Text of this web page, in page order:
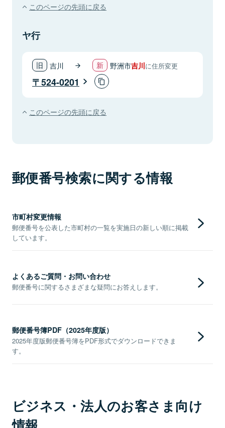
このページの先頭に戻る
ヤ行
吉川 野洲市吉川に住所変更
524-0201
このページの先頭に戻る
郵便番号検索に関する情報
市町村変更情報
郵便番号を公表した市町村の一覧を実施日の新しい順に掲載
しています。
よくあるご質問・お問い合わせ
郵便番号に関するさまざまな疑問にお答えします。
郵便番号簿PDF（2025年度版）
2025年度版郵便番号簿をPDF形式でダウンロードできま
す。
ビジネス・法人のお客さま向け